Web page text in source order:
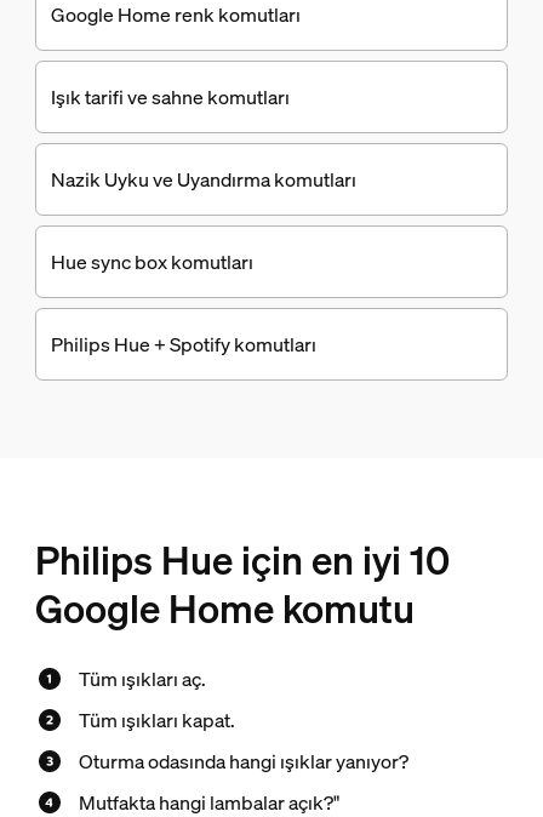
Google Home renk komutları
Işık tarifi ve sahne komutları
Nazik Uyku ve Uyandırma komutları
Hue sync box komutları
Philips Hue + Spotify komutları
Philips Hue için en iyi 10
Google Home komutu
Tüm ışıkları aç.
Tüm ışıkları kapat.
Oturma odasında hangi ışıklar yanıyor?
Mutfakta hangi lambalar açık?"